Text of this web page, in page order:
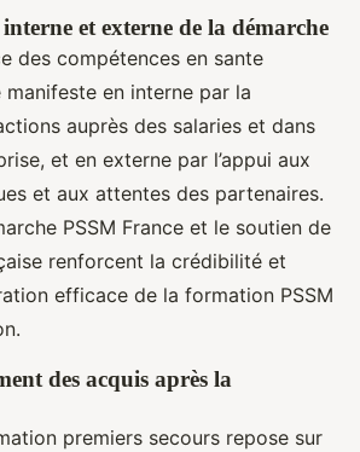
et externe de la démarche
des compétences en sante
manifeste en interne par la
auprès des salaries et dans
et en externe par l’appui aux
et aux attentes des partenaires.
PSSM France et le soutien de
renforcent la crédibilité et
efficace de la formation PSSM
des acquis après la
premiers secours repose sur